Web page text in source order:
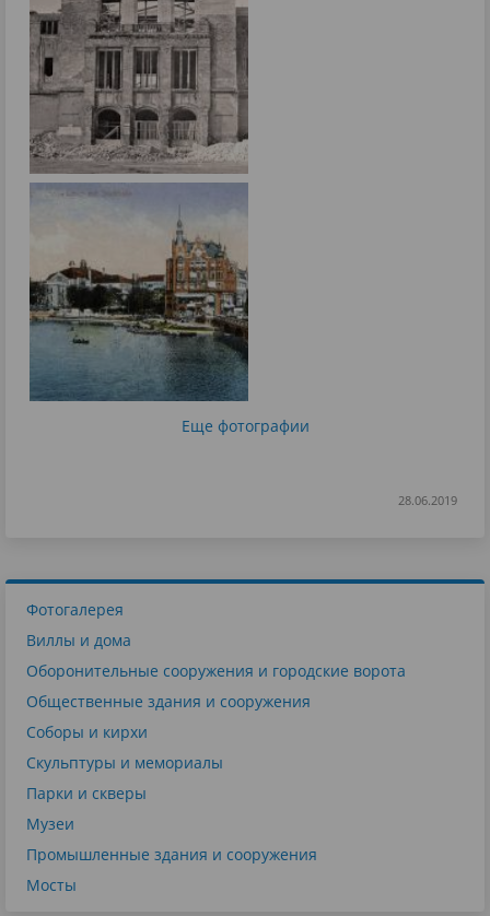
Еще фотографии
28.06.2019
Фотогалерея
Виллы и дома
Оборонительные сооружения и городские ворота
Общественные здания и сооружения
Соборы и кирхи
Скульптуры и мемориалы
Парки и скверы
Музеи
Промышленные здания и сооружения
Мосты